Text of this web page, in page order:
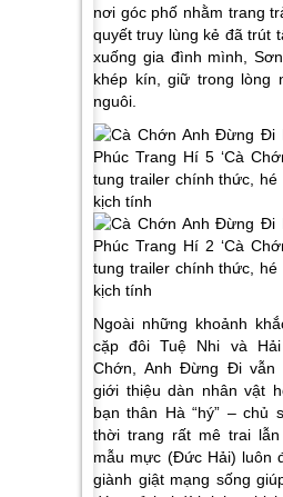
nơi góc phố nhằm trang
quyết truy lùng kẻ đã trút
xuống gia đình mình,
khép kín, giữ trong lòng
nguôi.
Ngoài những khoảnh
cặp đôi Tuệ Nhi và
Chớn, Anh Đừng Đi vẫn
giới thiệu dàn nhân vật
bạn thân Hà “hý” – chủ
thời trang rất mê trai
mẫu mực (Đức Hải) luôn
giành giật mạng sống